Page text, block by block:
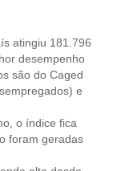
atingiu 181.796
desempenho
são do Caged
e
o índice fica
foram geradas